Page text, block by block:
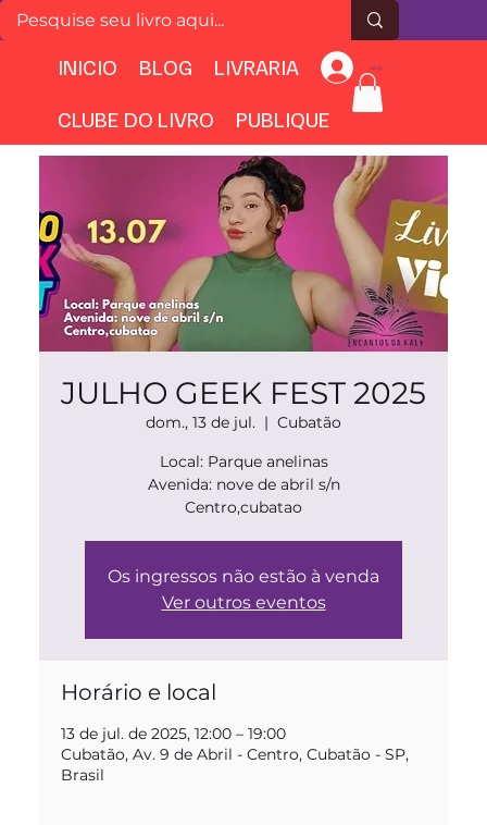
INICIO BLOG
LIVRARIA
CLUBE DO LIVRO
PUBLIQUE
Login
JULHO GEEK FEST 2025
dom., 13 de jul.
  |
Cubatão
Local: Parque anelinas
Avenida: nove de abril s/n
Centro,cubatao
Os ingressos não estão à venda
Ver outros eventos
Horário e local
13 de jul. de 2025, 12:00 – 19:00
Cubatão, Av. 9 de Abril - Centro, Cubatão - SP,
Brasil